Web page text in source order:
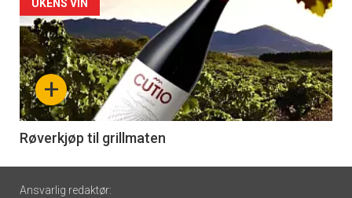
Forsiden
akkurat
nå
-
6
+
UKENS VIN
Røverkjøp til grillmaten
Footer
Ansvarlig redaktør: